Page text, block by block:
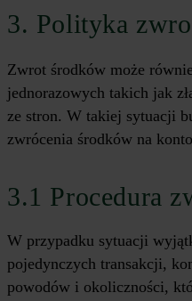
3. Polityka
Zwrot środków może
jednorazowych takich jak
ze stron. W takiej sytuacji
zwrócenia środków na
3.1 Procedura
W przypadku sytuacji
pojedynczych transakcji,
powodów i okoliczności,